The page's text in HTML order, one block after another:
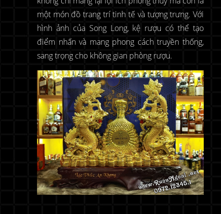
một món đồ trang trí tinh tế và tượng trưng. Với
hình ảnh của Song Long, kệ rượu có thể tạo
điểm nhấn và mang phong cách truyền thống,
sang trọng cho không gian phòng rượu.